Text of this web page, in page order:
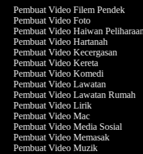
Pembuat Video Filem Pendek
Pembuat Video Foto
Pembuat Video Haiwan Peliharaan
Pembuat Video Hartanah
Pembuat Video Kecergasan
Pembuat Video Kereta
Pembuat Video Komedi
Pembuat Video Lawatan
Pembuat Video Lawatan Rumah
Pembuat Video Lirik
Pembuat Video Mac
Pembuat Video Media Sosial
Pembuat Video Memasak
Pembuat Video Muzik